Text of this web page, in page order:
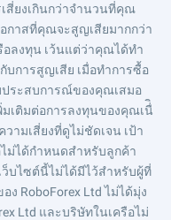
สี่ยงเกินกว่าจำนวนที่คุณ
กาสที่คุณจะสูญเสียมากกว่า
ลงทุน เว้นแต่ว่าคุณได้ทำ
กับการสูญเสีย เมื่อทำการซื้อ
ระสบการณ์ของคุณเสมอ
เติมต่อการลงทุนของคุณเนื่ิ
ามเสี่ยงที่ดูไม่ชัดเจน เป้า
ม่ได้กำหนดสำหรับลูกค้า
บไซต์นี้ไม่ได้มีไว้สำหรับผู้ที่
RoboForex Ltd ไม่ได้มุ่ง
Ltd และบริษัทในเครือไม่